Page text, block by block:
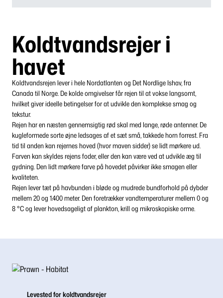
Koldtvandsrejer i
havet
Koldtvandsrejen lever i hele Nordatlanten og Det Nordlige Ishav, fra
Canada til Norge. De kolde omgivelser får rejen til at vokse langsomt,
hvilket giver ideelle betingelser for at udvikle den komplekse smag og
tekstur.
Rejen har en næsten gennemsigtig rød skal med lange, røde antenner. De
kugleformede sorte øjne ledsages af et sæt små, takkede horn forrest. Fra
tid til anden kan rejernes hoved (hvor maven sidder) se lidt mørkere ud.
Farven kan skyldes rejens foder, eller den kan være ved at udvikle æg til
gydning. Den lidt mørkere farve på hovedet påvirker ikke smagen eller
kvaliteten.
Rejen lever tæt på havbunden i bløde og mudrede bundforhold på dybder
mellem 20 og 1.400 meter. Den foretrækker vandtemperaturer mellem 0 og
8 °C og lever hovedsageligt af plankton, krill og mikroskopiske orme.
Levested for koldtvandsrejer